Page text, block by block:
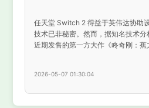
任天堂 Switch 2 得益于英伟达协助
技术已非秘密。然而，据知名技术
近期发售的第一方大作《咚奇刚：
2026-05-07 01:30:04